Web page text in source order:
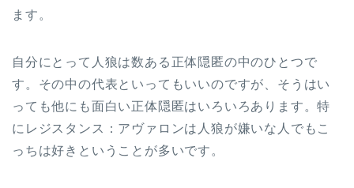
ます。
自分にとって人狼は数ある正体隠匿の中のひとつで
す。その中の代表といってもいいのですが、そうはい
っても他にも面白い正体隠匿はいろいろあります。特
にレジスタンス：アヴァロンは人狼が嫌いな人でもこ
っちは好きということが多いです。